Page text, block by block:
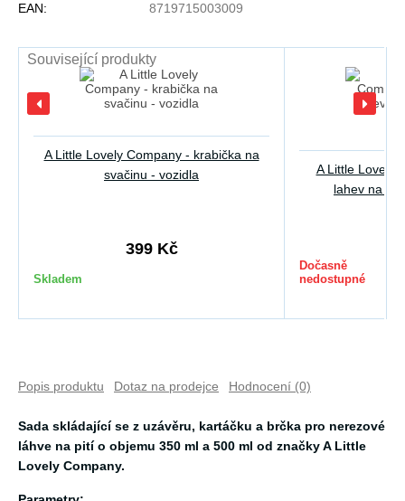
EAN:
8719715003009
Související produkty
A Little Lovely Company - krabička na
svačinu - vozidla
399 Kč
Skladem
A Little Lovely
lahev na
Dočasně
nedostupné
Popis produktu Dotaz na prodejce Hodnocení (0)
Sada skládající se z uzávěru, kartáčku a brčka pro nerezové
láhve na pití o objemu 350 ml a 500 ml od značky A Little
Lovely Company.